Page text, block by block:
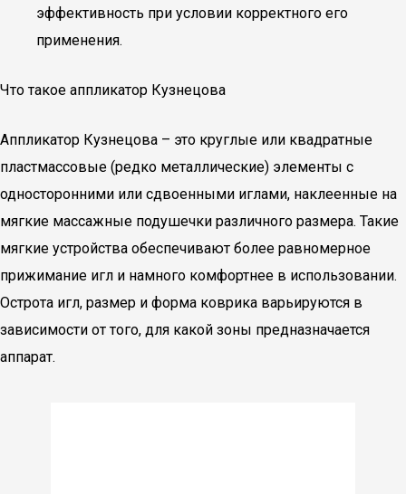
эффективность при условии корректного его
применения.
Что такое аппликатор Кузнецова
Аппликатор Кузнецова – это круглые или квадратные
пластмассовые (редко металлические) элементы с
односторонними или сдвоенными иглами, наклеенные на
мягкие массажные подушечки различного размера. Такие
мягкие устройства обеспечивают более равномерное
прижимание игл и намного комфортнее в использовании.
Острота игл, размер и форма коврика варьируются в
зависимости от того, для какой зоны предназначается
аппарат.